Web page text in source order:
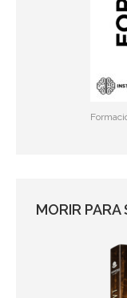
MORIR PARA